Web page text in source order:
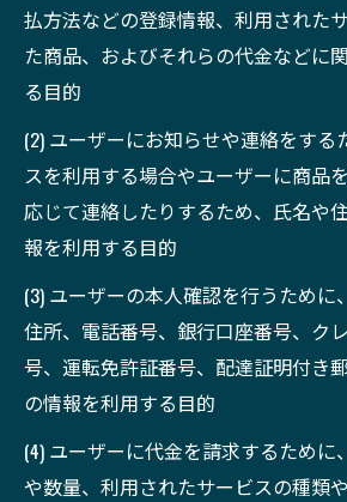
払方法などの登録情報、利用された
た商品、およびそれらの代金などに
る目的
(2) ユーザーにお知らせや連絡をする
スを利用する場合やユーザーに商品
応じて連絡したりするため、氏名や
報を利用する目的
(3) ユーザーの本人確認を行うために
住所、電話番号、銀行口座番号、ク
号、運転免許証番号、配達証明付き
の情報を利用する目的
(4) ユーザーに代金を請求するために
や数量、利用されたサービスの種類